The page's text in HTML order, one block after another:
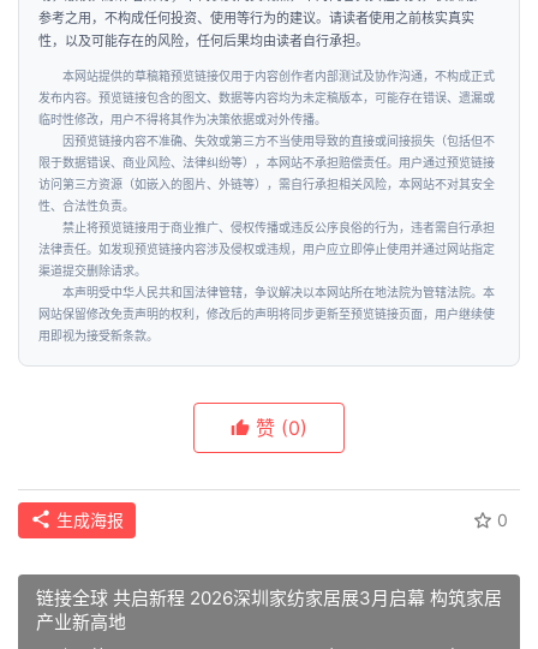
本网站提供的草稿箱预览链接仅用于内容创作者内部测试及协作沟通，不构成正式
发布内容。预览链接包含的图文、数据等内容均为未定稿版本，可能存在错误、遗漏或
临时性修改，用户不得将其作为决策依据或对外传播。
因预览链接内容不准确、失效或第三方不当使用导致的直接或间接损失（包括但不
限于数据错误、商业风险、法律纠纷等），本网站不承担赔偿责任。用户通过预览链接
访问第三方资源（如嵌入的图片、外链等），需自行承担相关风险，本网站不对其安全
性、合法性负责。
禁止将预览链接用于商业推广、侵权传播或违反公序良俗的行为，违者需自行承担
法律责任。如发现预览链接内容涉及侵权或违规，用户应立即停止使用并通过网站指定
渠道提交删除请求。
本声明受中华人民共和国法律管辖，争议解决以本网站所在地法院为管辖法院。本
网站保留修改免责声明的权利，修改后的声明将同步更新至预览链接页面，用户继续使
用即视为接受新条款。
产业新高地
上一篇 2026 年 2 月 26 日 下午5:30